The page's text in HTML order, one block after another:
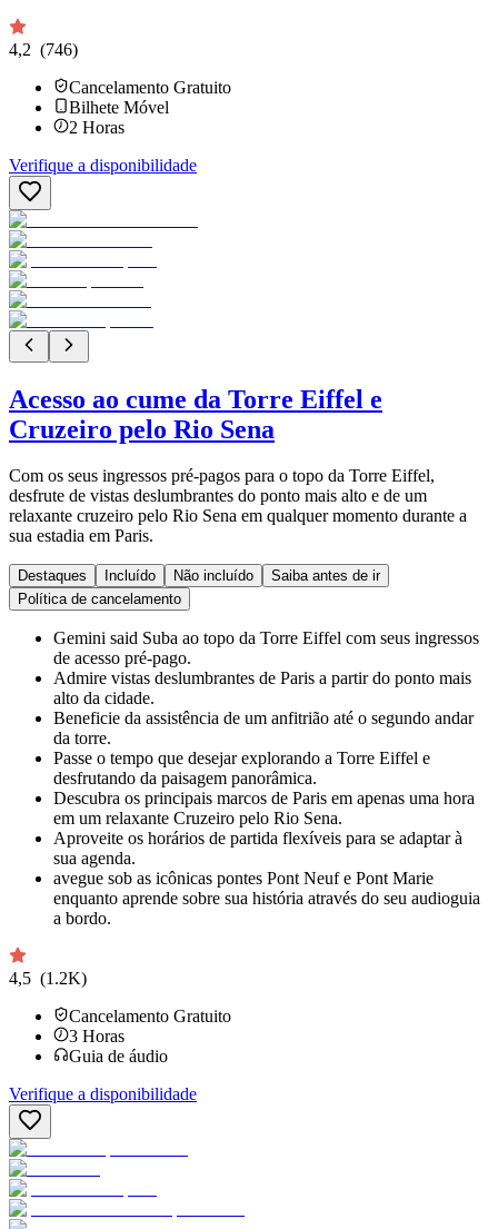
4,2 (746)
Cancelamento Gratuito
Bilhete Móvel
2 Horas
Verifique a disponibilidade
Acesso ao cume da Torre Eiffel e
Cruzeiro pelo Rio Sena
Com os seus ingressos pré-pagos para o topo da Torre Eiffel,
desfrute de vistas deslumbrantes do ponto mais alto e de um
relaxante cruzeiro pelo Rio Sena em qualquer momento durante a
sua estadia em Paris.
Destaques Incluído Não incluído
Saiba antes de ir
Política de cancelamento
Gemini said Suba ao topo da Torre Eiffel com seus ingressos
de acesso pré-pago.
Admire vistas deslumbrantes de Paris a partir do ponto mais
alto da cidade.
Beneficie da assistência de um anfitrião até o segundo andar
da torre.
Passe o tempo que desejar explorando a Torre Eiffel e
desfrutando da paisagem panorâmica.
Descubra os principais marcos de Paris em apenas uma hora
em um relaxante Cruzeiro pelo Rio Sena.
Aproveite os horários de partida flexíveis para se adaptar à
sua agenda.
avegue sob as icônicas pontes Pont Neuf e Pont Marie
enquanto aprende sobre sua história através do seu audioguia
a bordo.
4,5 (1.2K)
Cancelamento Gratuito
3 Horas
Guia de áudio
Verifique a disponibilidade